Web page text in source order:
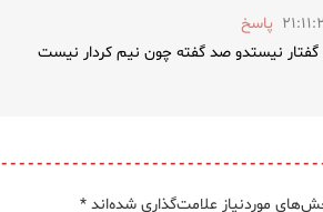
پاسخ
نیستدو صد گفته چون نیم کردار نیست
موردنیاز علامت‌گذاری شده‌اند *